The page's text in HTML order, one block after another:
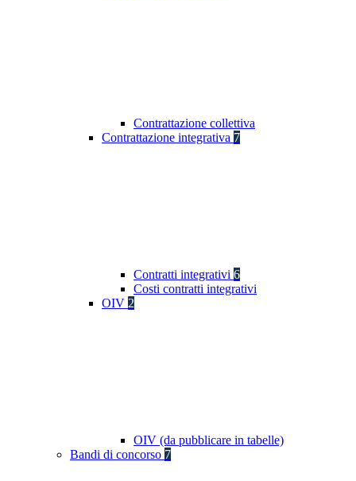
Contrattazione collettiva
Contrattazione integrativa 7
Contratti integrativi 6
Costi contratti integrativi
OIV 2
OIV (da pubblicare in tabelle)
Bandi di concorso 7